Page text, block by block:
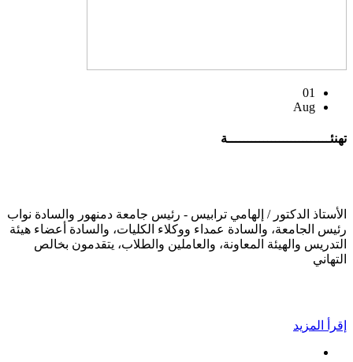
01
Aug
تهنئــــــــــــــــــــــــــة
الأستاذ الدكتور / إلهامي ترابيس - رئيس جامعة دمنهور والسادة نواب
رئيس الجامعة، والسادة عمداء ووكلاء الكليات، والسادة أعضاء هيئة
التدريس والهيئة المعاونة، والعاملين والطلاب، يتقدمون بخالص
التهاني
إقرأ المزيد